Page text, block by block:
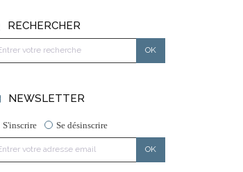
RECHERCHER
NEWSLETTER
S'inscrire Se désinscrire